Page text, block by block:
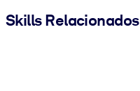
Skills Relacionados